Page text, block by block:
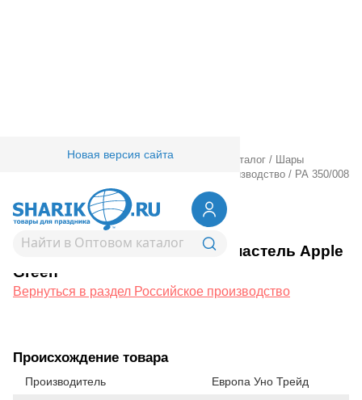
Новая версия сайта
Товары для праздника/ Оптовый каталог /
Шары
Российское производство / РА 350/008
Олимп пастель Apple Green
1108-0133РА 350/008 Олимп пастель Apple
Green
Вернуться в раздел Российское производство
Происхождение товара
Производитель Европа Уно Трейд